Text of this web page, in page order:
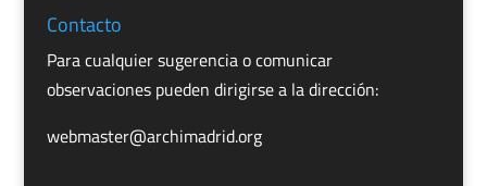
Contacto
Para cualquier sugerencia o comunicar
observaciones pueden dirigirse a la dirección:
webmaster@archimadrid.org